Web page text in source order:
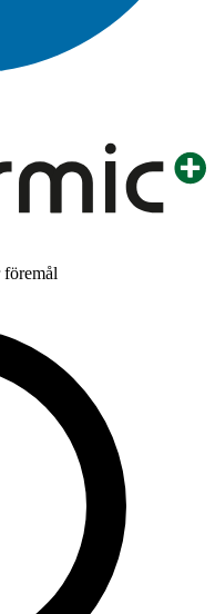
föremål